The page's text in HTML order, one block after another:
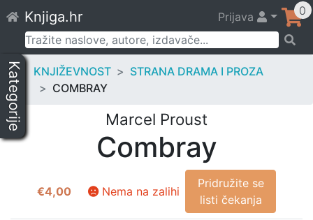
to
content
Knjiga.hr Prijava 0
Pretraži:
Kategorije KNJIŽEVNOST
STRANA DRAMA I PROZA
COMBRAY
Marcel Proust
Combray
€4,00 Nema na zalihi
Pridružite se
listi čekanja